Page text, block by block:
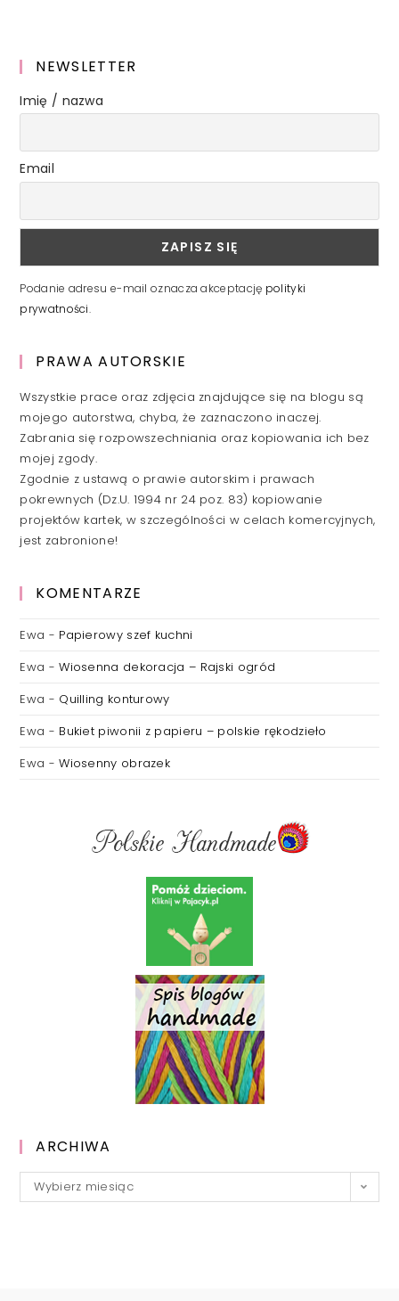
NEWSLETTER
Imię / nazwa
Email
Podanie adresu e-mail oznacza akceptację polityki
prywatności.
PRAWA AUTORSKIE
Wszystkie prace oraz zdjęcia znajdujące się na blogu są
mojego autorstwa, chyba, że zaznaczono inaczej.
Zabrania się rozpowszechniania oraz kopiowania ich bez
mojej zgody.
Zgodnie z ustawą o prawie autorskim i prawach
pokrewnych (Dz.U. 1994 nr 24 poz. 83) kopiowanie
projektów kartek, w szczególności w celach komercyjnych,
jest zabronione!
KOMENTARZE
Ewa - Papierowy szef kuchni
Ewa -Wiosenna dekoracja – Rajski ogród
Ewa - Quilling konturowy
Ewa - Bukiet piwonii z papieru – polskie rękodzieło
Ewa -Wiosenny obrazek
ARCHIWA
Archiwa
Wybierz miesiąc